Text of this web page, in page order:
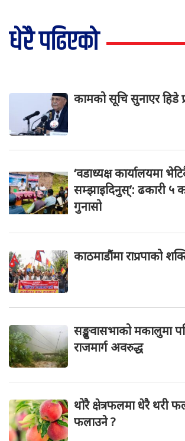
धेरै पढिएको
कामको सूचि सुनाएर हिडे
‘वडाध्यक्ष कार्यालयमा
सम्झाइदिनुस्’: ढकारी ५
गुनासो
काठमाडौंमा राप्रपाको
सङ्खुवासभाको मकालुमा
राजमार्ग अवरुद्ध
थोरै क्षेत्रफलमा धेरै
फलाउने ?